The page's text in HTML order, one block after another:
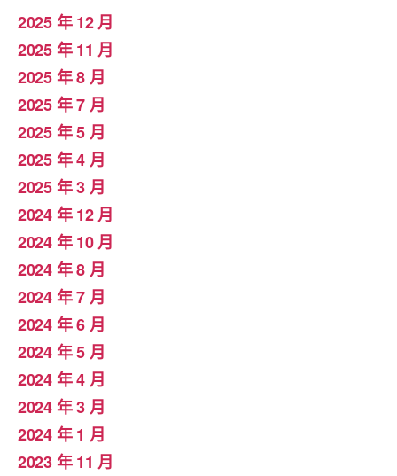
2025 年 12 月
2025 年 11 月
2025 年 8 月
2025 年 7 月
2025 年 5 月
2025 年 4 月
2025 年 3 月
2024 年 12 月
2024 年 10 月
2024 年 8 月
2024 年 7 月
2024 年 6 月
2024 年 5 月
2024 年 4 月
2024 年 3 月
2024 年 1 月
2023 年 11 月